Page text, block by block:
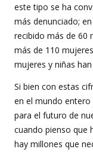
este tipo se ha
más denunciado;
recibido más de 60
más de 110
mujeres y niñas
Si bien con estas
en el mundo
para el futuro de
cuando pienso que
hay millones que